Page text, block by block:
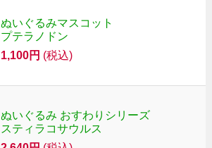
ぬいぐるみマスコット
プテラノドン
1,100円 (税込)
ぬいぐるみ おすわりシリーズ
スティラコサウルス